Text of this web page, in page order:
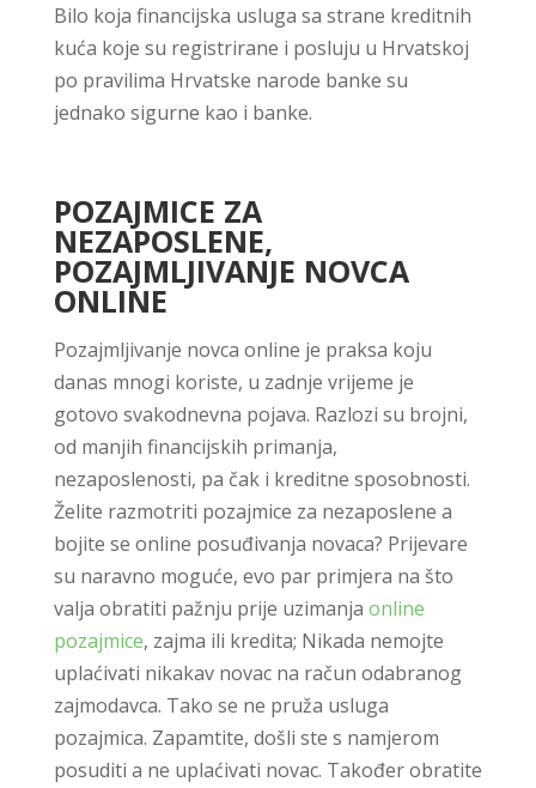
Bilo koja financijska usluga sa strane kreditnih
kuća koje su registrirane i posluju u Hrvatskoj
po pravilima Hrvatske narode banke su
jednako sigurne kao i banke.
POZAJMICE ZA
NEZAPOSLENE,
POZAJMLJIVANJE NOVCA
ONLINE
Pozajmljivanje novca online je praksa koju
danas mnogi koriste, u zadnje vrijeme je
gotovo svakodnevna pojava. Razlozi su brojni,
od manjih financijskih primanja,
nezaposlenosti, pa čak i kreditne sposobnosti.
Želite razmotriti pozajmice za nezaposlene a
bojite se online posuđivanja novaca? Prijevare
su naravno moguće, evo par primjera na što
valja obratiti pažnju prije uzimanja online
pozajmice, zajma ili kredita; Nikada nemojte
uplaćivati nikakav novac na račun odabranog
zajmodavca. Tako se ne pruža usluga
pozajmica. Zapamtite, došli ste s namjerom
posuditi a ne uplaćivati novac. Također obratite